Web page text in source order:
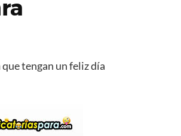
tengan un feliz día